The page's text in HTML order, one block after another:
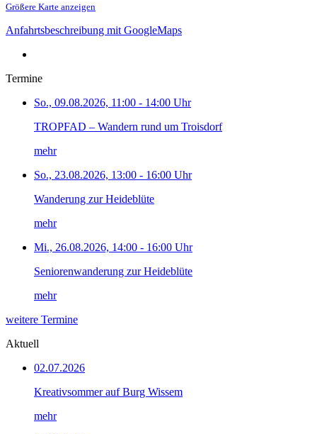
Größere Karte anzeigen
Anfahrtsbeschreibung mit GoogleMaps
Termine
So., 09.08.2026, 11:00 - 14:00 Uhr
TROPFAD – Wandern rund um Troisdorf
mehr
So., 23.08.2026, 13:00 - 16:00 Uhr
Wanderung zur Heideblüte
mehr
Mi., 26.08.2026, 14:00 - 16:00 Uhr
Seniorenwanderung zur Heideblüte
mehr
weitere Termine
Aktuell
02.07.2026
Kreativsommer auf Burg Wissem
mehr